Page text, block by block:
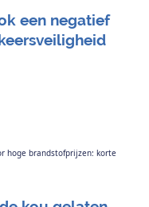
een negatief